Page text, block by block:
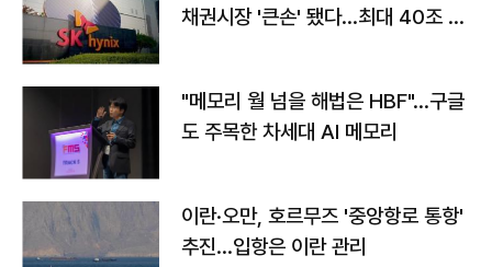
채권시장 '큰손' 됐다…최대 40조 투
"메모리 월 넘을 해법은 HBF"…구글
도 주목한 차세대 AI 메모리
이란·오만, 호르무즈 '중앙항로 통항'
추진…입항은 이란 관리